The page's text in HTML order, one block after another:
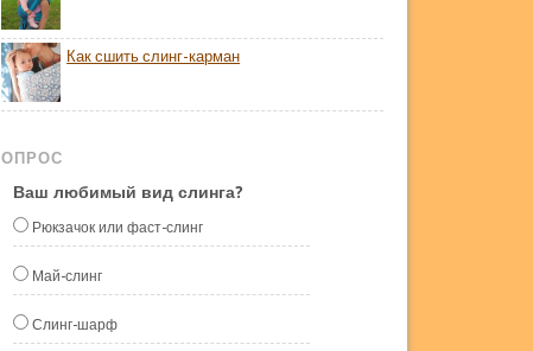
Как сшить слинг-карман
ОПРОС
Ваш любимый вид слинга?
Рюкзачок или фаст-слинг
Май-слинг
Слинг-шарф